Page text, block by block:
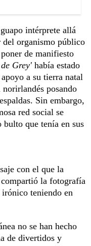
intérprete allá
del organismo público
de manifiesto
Grey' había estado
a su tierra natal
posando
Sin embargo,
red social se
bulto que tenía en sus
con el que la
la fotografía
teniendo en
no se han hecho
de divertidos y